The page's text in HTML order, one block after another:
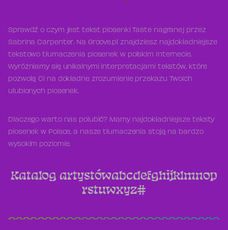
Sprawdź o czym jest tekst piosenki Taste nagranej przez
Sabrina Carpenter. Na Groove.pl znajdziesz najdokładniejsze
tekstowo tłumaczenia piosenek w polskim Internecie.
Wyróżniamy się unikalnymi interpretacjami tekstów, które
pozwolą Ci na dokładne zrozumienie przekazu Twoich
ulubionych piosenek.
Dlaczego warto nas polubić? Mamy najdokładniejsze teksty
piosenek w Polsce, a nasze tłumaczenia stoją na bardzo
wysokim poziomie.
Katalog artystówabcdefghijklmnop
rstuwxyz#